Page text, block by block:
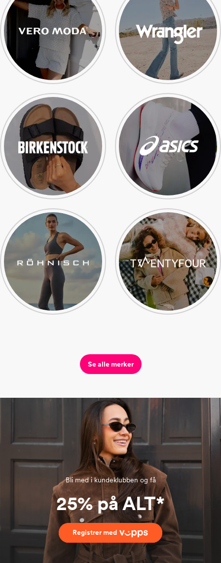
Se alle merker
Bli med i kundeklubben og få
25% på ALT*
Registrer med